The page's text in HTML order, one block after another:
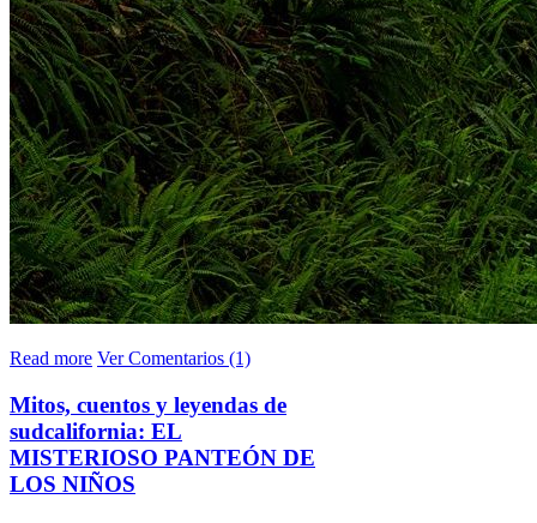
Read more Ver Comentarios (1)
Mitos, cuentos y leyendas de
sudcalifornia: EL
MISTERIOSO PANTEÓN DE
LOS NIÑOS